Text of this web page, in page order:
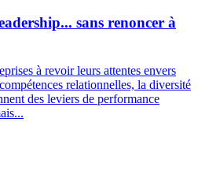
sans renoncer à
à revoir leurs attentes envers
relationnelles, la diversité
des leviers de performance